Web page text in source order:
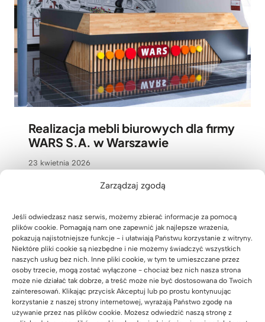
Zarządzaj zgodą
Jeśli odwiedzasz nasz serwis, możemy zbierać informacje za pomocą
plików cookie. Pomagają nam one zapewnić jak najlepsze wrażenia,
pokazują najistotniejsze funkcje - i ułatwiają Państwu korzystanie z witryny.
Niektóre pliki cookie są niezbędne i nie możemy świadczyć wszystkich
naszych usług bez nich. Inne pliki cookie, w tym te umieszczane przez
osoby trzecie, mogą zostać wyłączone - chociaż bez nich nasza strona
może nie działać tak dobrze, a treść może nie być dostosowana do Twoich
zainteresowań. Klikając przycisk Akceptuj lub po prostu kontynuując
korzystanie z naszej strony internetowej, wyrażają Państwo zgodę na
używanie przez nas plików cookie. Możesz odwiedzić naszą stronę z
Realizacja mebli biurowych dla firmy
WARS S.A. w Warszawie
23 kwietnia 2026